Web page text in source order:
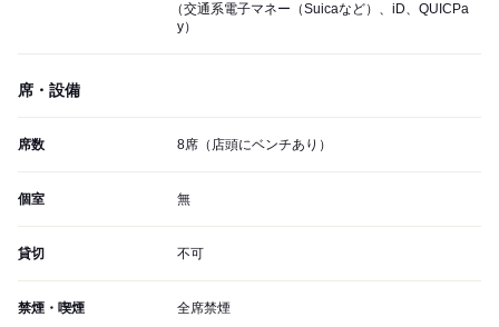
（交通系電子マネー（Suicaなど）、iD、QUICPa
y）
席・設備
席数 8席（店頭にベンチあり）
個室 無
貸切 不可
禁煙・喫煙 全席禁煙